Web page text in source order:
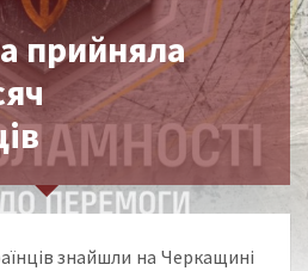
прийняла
знайшли на Черкащині